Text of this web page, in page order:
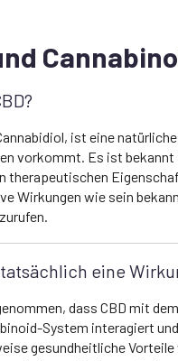
ist eine
vorkommt. Es ist bekannt
therapeutischen
Wirkungen wie sein
tatsächlich eine
dass CBD mit
System interagiert
gesundheitliche Vorteile